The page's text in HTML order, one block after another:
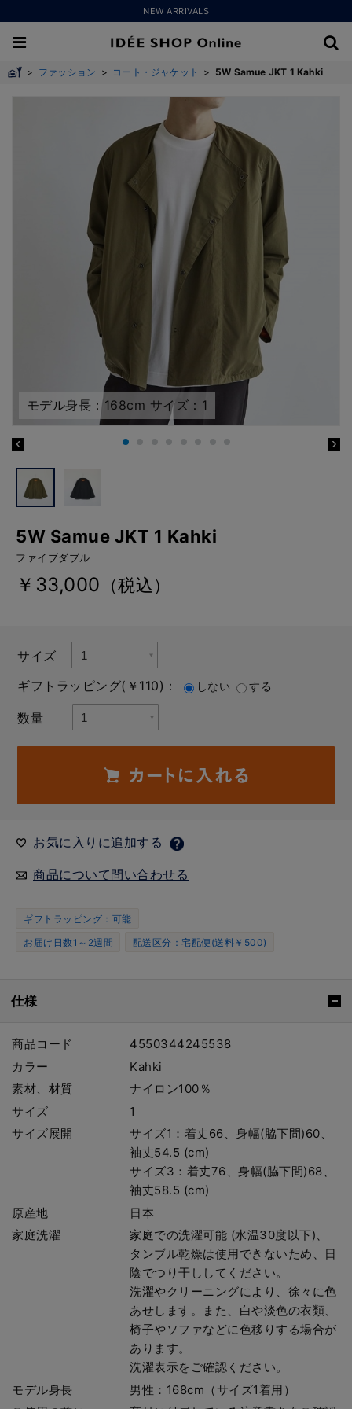
NEW ARRIVALS
> ファッション > コート・ジャケット > 5W Samue JKT 1 Kahki
モデル身長：168cm サイズ：1
5W Samue JKT 1 Kahki
ファイブダブル
￥33,000 （税込）
サイズ
ギフトラッピング(￥110)：
しない する
数量
お気に入りに追加する
商品について問い合わせる
ギフトラッピング：可能
お届け日数1～2週間
配送区分：宅配便(送料￥500)
仕様
商品コード
4550344245538
カラー
Kahki
素材、材質
ナイロン100％
サイズ
1
サイズ展開
サイズ1：着丈66、身幅(脇下間)60、
袖丈54.5 (cm)
サイズ3：着丈76、身幅(脇下間)68、
袖丈58.5 (cm)
原産地
日本
家庭洗濯
家庭での洗濯可能 (水温30度以下)、
タンブル乾燥は使用できないため、日
陰でつり干ししてください。
洗濯やクリーニングにより、徐々に色
あせします。また、白や淡色の衣類、
椅子やソファなどに色移りする場合が
あります。
洗濯表示をご確認ください。
モデル身長
男性：168cm（サイズ1着用）